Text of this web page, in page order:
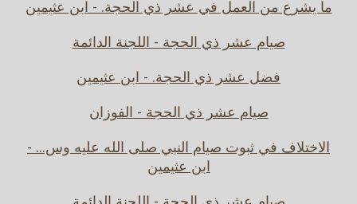
ما يشرع من العمل في عشر ذي الحجة. - ابن عثيمين
صيام عشر ذي الحجة - اللجنة الدائمة
فضل عشر ذي الحجة. - ابن عثيمين
صيام عشر ذي الحجة - الفوزان
الاختلاف في ثبوت صيام النبي صلى الله عليه وس... -
ابن عثيمين